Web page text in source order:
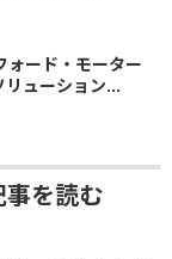
ォード・モーター
リューション...
事を読む